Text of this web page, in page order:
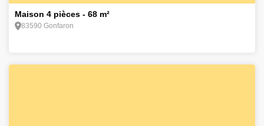
Maison 4 pièces - 68 m²
83590 Gonfaron